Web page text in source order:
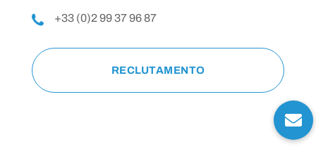
+33 (0)2 99 37 96 87
RECLUTAMENTO